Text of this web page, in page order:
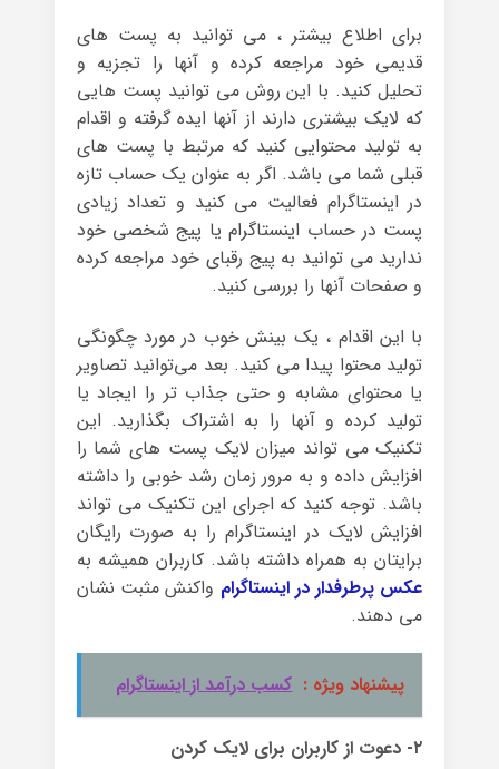
برای اطلاع بیشتر ، می توانید به پست های
قدیمی خود مراجعه کرده و آنها را تجزیه و
تحلیل کنید. با این روش می توانید پست هایی
که لایک بیشتری دارند از آنها ایده گرفته و اقدام
به تولید محتوایی کنید که مرتبط با پست های
قبلی شما می باشد. اگر به عنوان یک حساب تازه
در اینستاگرام فعالیت می کنید و تعداد زیادی
پست در حساب اینستاگرام یا پیج شخصی خود
ندارید می توانید به پیج رقبای خود مراجعه کرده
و صفحات آنها را بررسی کنید.
با این اقدام ، یک بینش خوب در مورد چگونگی
تولید محتوا پیدا می کنید. بعد می‌توانید تصاویر
یا محتوای مشابه و حتی جذاب تر را ایجاد یا
تولید کرده و آنها را به اشتراک بگذارید. این
تکنیک می تواند میزان لایک پست های شما را
افزایش داده و به مرور زمان رشد خوبی را داشته
باشد. توجه کنید که اجرای این تکنیک می تواند
افزایش لایک در اینستاگرام را به صورت رایگان
برایتان به همراه داشته باشد. کاربران همیشه به
عکس پرطرفدار در اینستاگرام واکنش مثبت نشان
می دهند.
پیشنهاد ویژه : کسب درآمد از اینستاگرام
۲- دعوت از کاربران برای لایک کردن